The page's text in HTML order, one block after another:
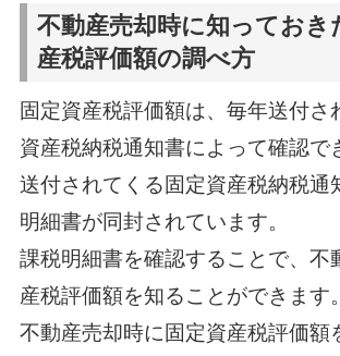
不動産売却時に知っておき
産税評価額の調べ方
固定資産税評価額は、毎年送付さ
資産税納税通知書によって確認で
送付されてくる固定資産税納税通
明細書が同封されています。
課税明細書を確認することで、不
産税評価額を知ることができます。
不動産売却時に固定資産税評価額